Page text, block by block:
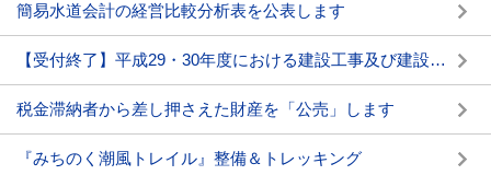
簡易水道会計の経営比較分析表を公表します
【受付終了】平成29・30年度における建設工事及び建設関連業務指名競争入札参加資格審査申請(中間年申請)の受付について
税金滞納者から差し押さえた財産を「公売」します
『みちのく潮風トレイル』整備＆トレッキング